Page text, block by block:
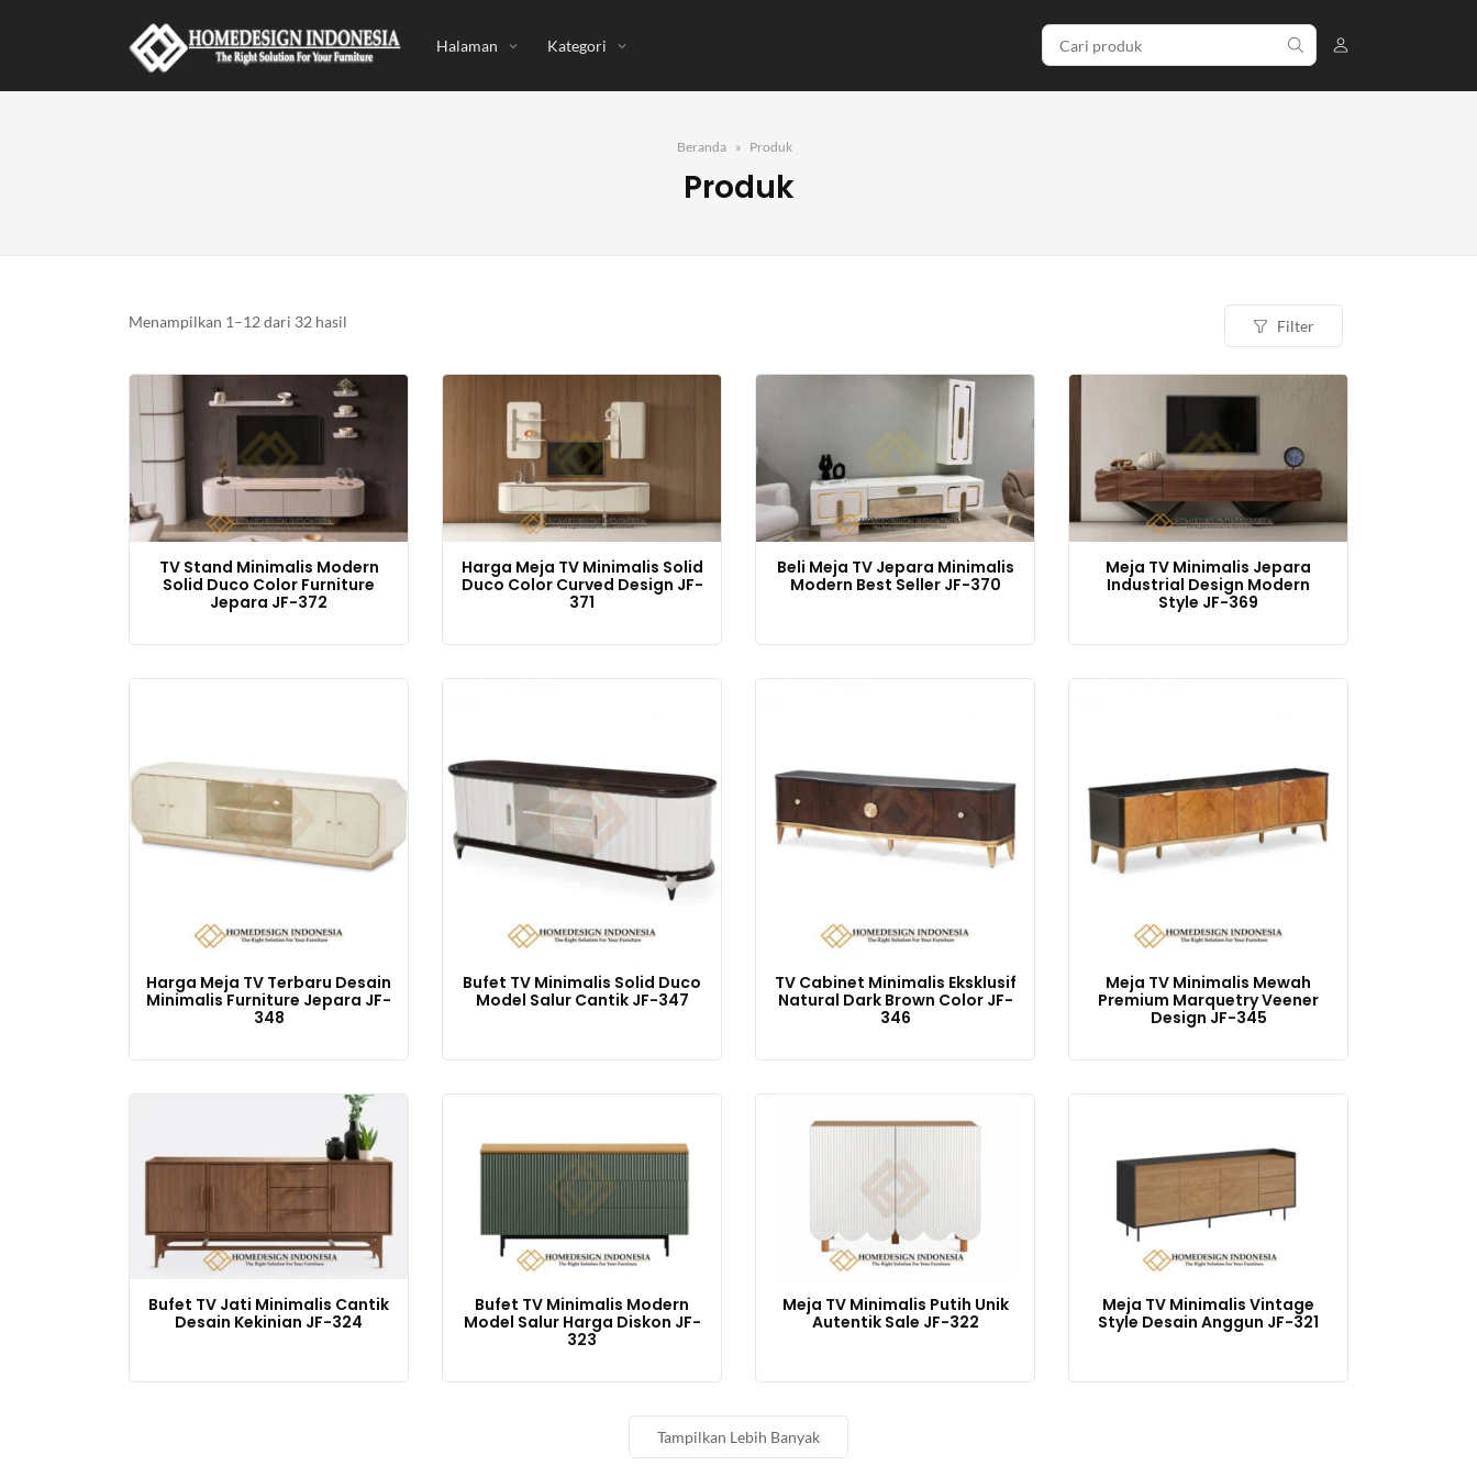
Halaman Kategori
Beranda Produk
Produk
Menampilkan 1–12 dari 32 hasil
yang
terbaru
Filter
TV Stand Minimalis Modern
Solid Duco Color Furniture
Jepara JF-372
Harga Meja TV Minimalis Solid
Duco Color Curved Design JF-
371
Beli Meja TV Jepara Minimalis
Modern Best Seller JF-370
Meja TV Minimalis Jepara
Industrial Design Modern
Style JF-369
Harga Meja TV Terbaru Desain
Minimalis Furniture Jepara JF-
348
Bufet TV Minimalis Solid Duco
Model Salur Cantik JF-347
TV Cabinet Minimalis Eksklusif
Natural Dark Brown Color JF-
346
Meja TV Minimalis Mewah
Premium Marquetry Veener
Design JF-345
Bufet TV Jati Minimalis Cantik
Desain Kekinian JF-324
Bufet TV Minimalis Modern
Model Salur Harga Diskon JF-
323
Meja TV Minimalis Putih Unik
Autentik Sale JF-322
Meja TV Minimalis Vintage
Style Desain Anggun JF-321
Tampilkan Lebih Banyak